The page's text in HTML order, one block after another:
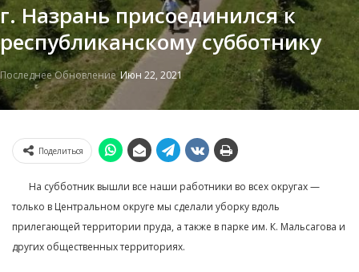
г. Назрань присоединился к
республиканскому субботнику
Последнее Обновление Июн 22, 2021
Поделиться
⠀⠀ На субботник вышли все наши работники во всех округах —
только в Центральном округе мы сделали уборку вдоль
прилегающей территории пруда, а также в парке им. К. Мальсагова и
других общественных территориях. ⁣⁣⠀⁣⁣⠀